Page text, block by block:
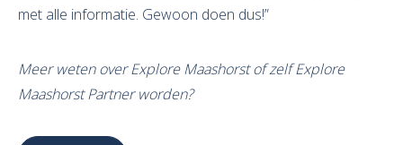
met alle informatie. Gewoon doen dus!”
Meer weten over Explore Maashorst of zelf Explore
Maashorst Partner worden?